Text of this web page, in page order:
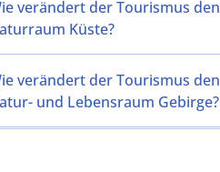
verändert der Tourismus den
Küste?
verändert der Tourismus den
und Lebensraum Gebirge?